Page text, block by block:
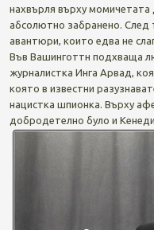
нахвърля върху момичетата
абсолютно забранено. След
авантюри, които едва не
Във Вашинготтн подхваща
журналистка Инга Арвад,
която в известни
нацистка шпионка. Върху
добродетелно було и